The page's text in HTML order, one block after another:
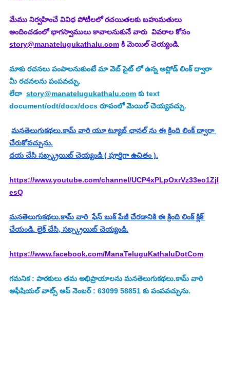
మేము నిర్వహించే వివిధ పోటీలలో రచయితలకు బహుమతులు
అందించడంలో భాగస్వాములు కావాలనుకునే వారు  వివరాల కోసం
story@manatelugukathalu.com కి మెయిల్ చెయ్యండి.
మాకు రచనలు పంపాలనుకుంటే మా వెబ్ సైట్ లో ఉన్న అప్లోడ్ లింక్ ద్వారా
మీ రచనలను పంపవచ్చు.
లేదా story@manatelugukathalu.com కు text
document/odt/docx/docs రూపంలో మెయిల్ చెయ్యవచ్చు.
మనతెలుగుకథలు.కామ్ వారి యూ ట్యూబ్ ఛానల్ ను ఈ క్రింది లింక్ ద్వారా
చేరుకోవచ్చును.
దయ చేసి సబ్స్క్రయిబ్ చెయ్యండి ( పూర్తిగా ఉచితం ).
https://www.youtube.com/channel/UCP4xPLpOxrVz33eo1Zjl
esQ
మనతెలుగుకథలు.కామ్ వారి  ఫేస్ బుక్ పేజీ చేరడానికి ఈ క్రింది లింక్ క్లిక్
చేయండి. లైక్ చేసి, సబ్స్క్రయిబ్ చెయ్యండి.
https://www.facebook.com/ManaTeluguKathaluDotCom
గమనిక : పాఠకులు తమ అభిప్రాయాలను మనతెలుగుకథలు.కామ్ వారి
అఫీషియల్ వాట్స్ అప్ నెంబర్ : 63099 58851 కు పంపవచ్చును.